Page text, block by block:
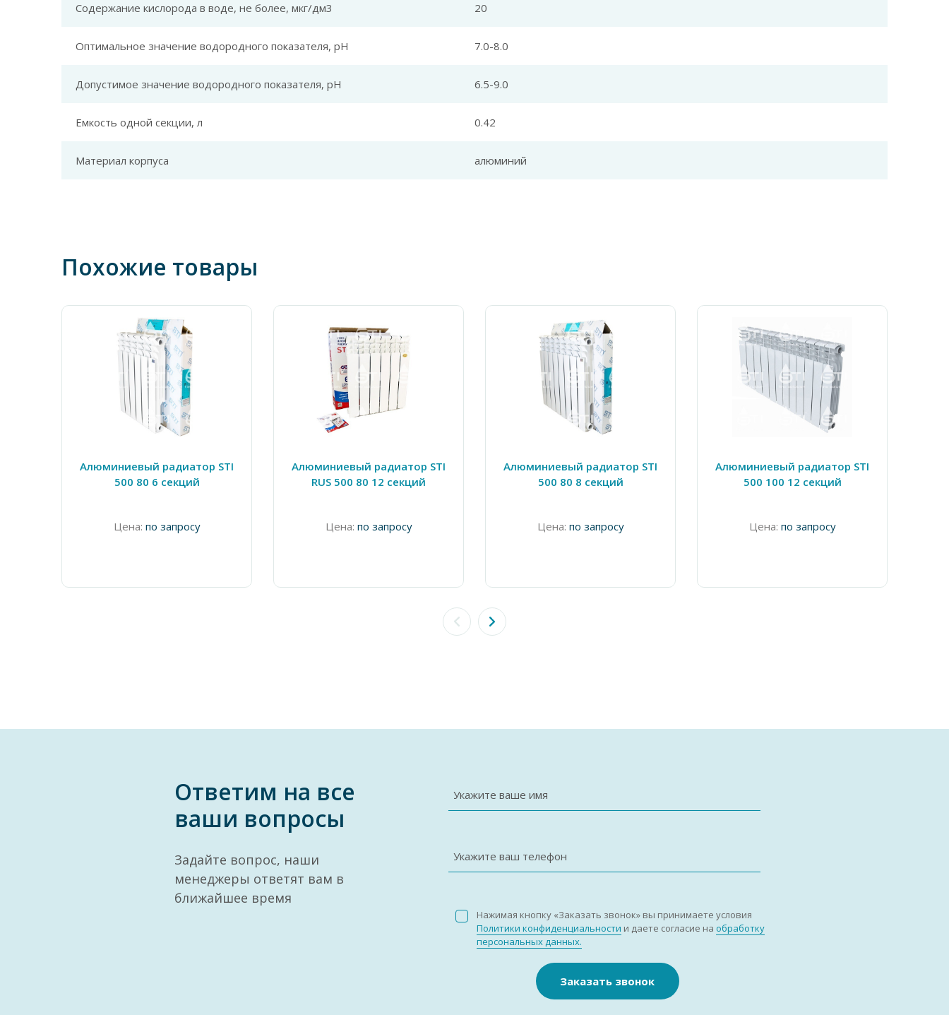
Содержание кислорода в воде, не более, мкг/дм3 20
Оптимальное значение водородного показателя, pH 7.0-8.0
Допустимое значение водородного показателя, pH 6.5-9.0
Емкость одной секции, л 0.42
Материал корпуса алюминий
Похожие товары
Алюминиевый радиатор STI
500 80 6 секций
Цена: по запросу
Алюминиевый радиатор STI
RUS 500 80 12 секций
Цена: по запросу
Алюминиевый радиатор STI
500 80 8 секций
Цена: по запросу
Алюминиевый радиатор STI
500 100 12 секций
Цена: по запросу
Ответим на все
ваши вопросы
Задайте вопрос, наши
менеджеры ответят вам в
ближайшее время
Укажите ваше имя
Укажите ваш телефон
Нажимая кнопку «Заказать звонок» вы принимаете условия
Политики конфиденциальности и даете согласие на обработку
персональных данных.
Заказать звонок